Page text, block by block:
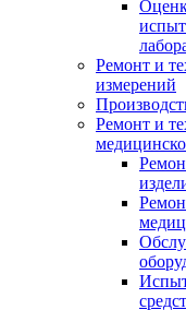
Ремонт и
измерений
Ремонт и